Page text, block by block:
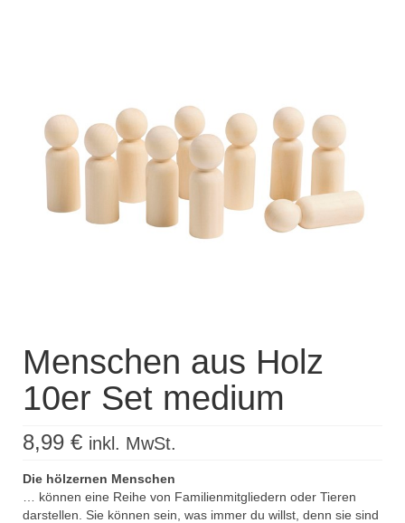
Kontakt
Log In / Mein Konto
Products
search
Menschen aus Holz
10er Set medium
8,99 € inkl. MwSt.
Die hölzernen Menschen
… können eine Reihe von Familienmitgliedern oder Tieren
darstellen. Sie können sein, was immer du willst, denn sie sind